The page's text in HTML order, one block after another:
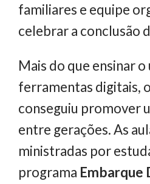
familiares e equipe
celebrar a conclusão
Mais do que ensinar o
ferramentas digitais, o
conseguiu promover
entre gerações. As
ministradas por
programa Embarque